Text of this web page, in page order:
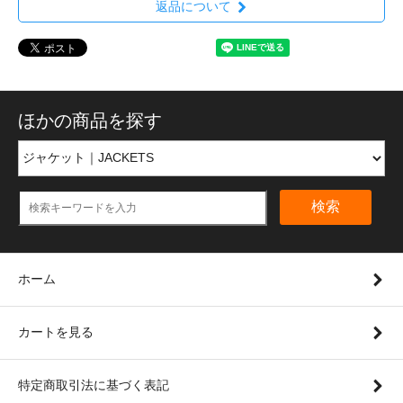
返品について
ほかの商品を探す
検索
ホーム
カートを見る
特定商取引法に基づく表記